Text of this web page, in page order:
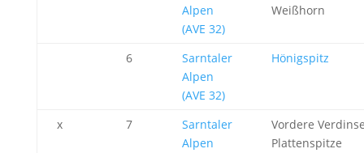
Alpen
(AVE 32)
Weißhorn
6
Sarntaler
Alpen
(AVE 32)
Hönigspitz
x 7
Sarntaler
Alpen
Vordere
Plattenspitze